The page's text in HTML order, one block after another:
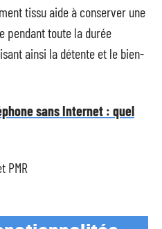
tissu aide à conserver une
pendant toute la durée
ainsi la détente et le bien-
sans Internet : quel